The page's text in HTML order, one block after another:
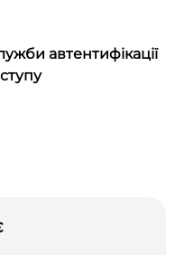
автентифікації